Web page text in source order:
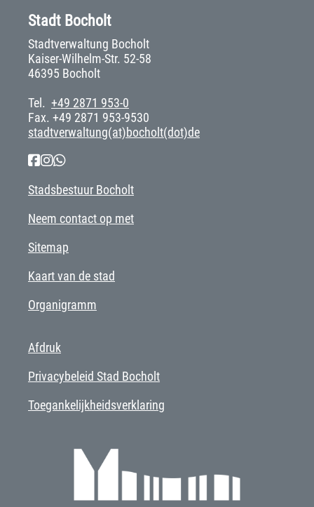
Stadt Bocholt
Stadtverwaltung Bocholt
Kaiser-Wilhelm-Str. 52-58
46395 Bocholt
Tel. +49 2871 953-0
Fax. +49 2871 953-9530
stadtverwaltung(at)bocholt(dot)de
Stadsbestuur Bocholt
Neem contact op met
Sitemap
Kaart van de stad
Organigramm
Afdruk
Privacybeleid Stad Bocholt
Toegankelijkheidsverklaring